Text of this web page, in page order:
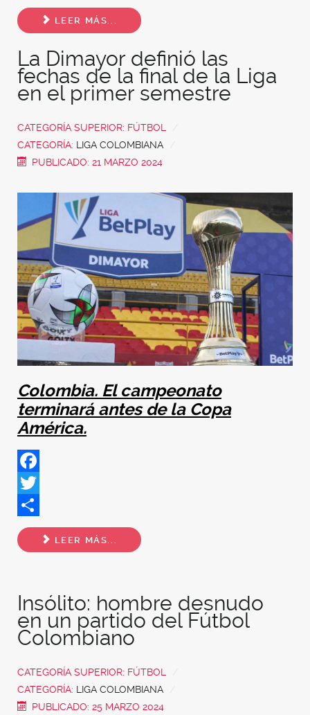
Share
LEER MÁS...
La Dimayor definió las
fechas de la final de la Liga
en el primer semestre
CATEGORÍA SUPERIOR: FÚTBOL
CATEGORÍA: LIGA COLOMBIANA
PUBLICADO: 21 MARZO 2024
Colombia. El campeonato
terminará antes de la Copa
América.
Facebook
Twitter
Share
LEER MÁS...
Insólito: hombre desnudo
en un partido del Fútbol
Colombiano
CATEGORÍA SUPERIOR: FÚTBOL
CATEGORÍA: LIGA COLOMBIANA
PUBLICADO: 25 MARZO 2024